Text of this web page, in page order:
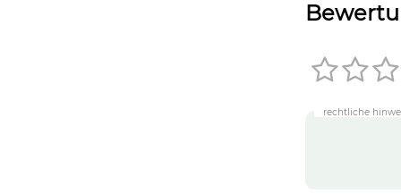
rechtliche